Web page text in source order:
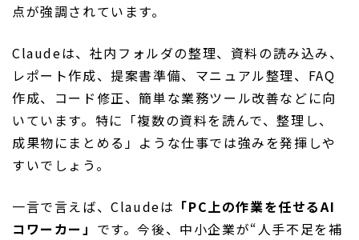
点が強調されています。
Claudeは、社内フォルダの整理、資料の読み込み、
レポート作成、提案書準備、マニュアル整理、FAQ
作成、コード修正、簡単な業務ツール改善などに向
いています。特に「複数の資料を読んで、整理し、
成果物にまとめる」ような仕事では強みを発揮しや
すいでしょう。
一言で言えば、Claudeは 「PC上の作業を任せるAI
コワーカー」 です。今後、中小企業が“人手不足を補